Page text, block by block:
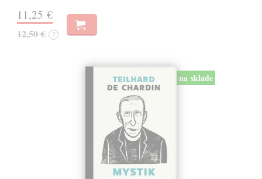
11,25 €
12,50 € ?
na sklade